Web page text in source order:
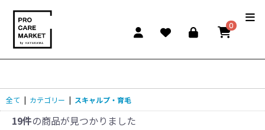
0
全て | カテゴリー | スキャルプ・育毛
19件の商品が見つかりました